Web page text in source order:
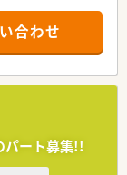
合わせ
パート募集!!